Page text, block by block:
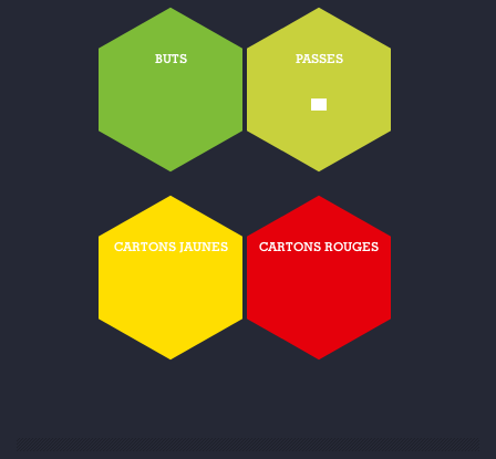
BUTS PASSES
-
CARTONS JAUNES CARTONS ROUGES